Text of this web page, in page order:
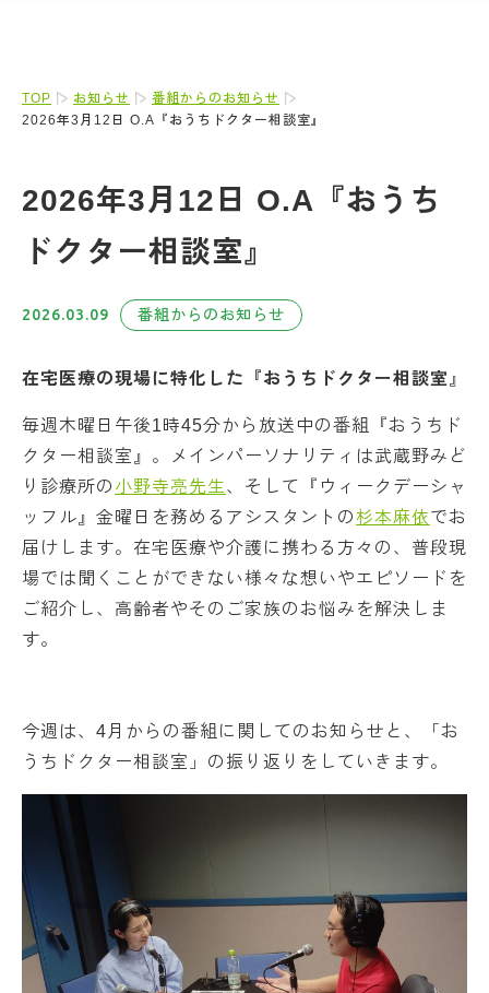
TOP お知らせ
番組からのお知らせ
2026年3月12日 O.A『おうちドクター相談室』
2026年3月12日 O.A『おうち
ドクター相談室』
2026.03.09 番組からのお知らせ
在宅医療の現場に特化した『おうちドクター相談室 』
毎週木曜日午後1時45分から放送中の番組『おうちド
クター相談室』。メインパーソナリティは武蔵野みど
り診療所の 小野寺亮先生、そして『ウィークデーシャ
ッフル』金曜日を務めるアシスタントの杉本麻依でお
届けします。在宅医療や介護に携わる方々の、普段現
場では聞くことができない様々な想いやエピソードを
ご紹介し、高齢者やそのご家族のお悩みを解決しま
す。
今週は、4月からの番組に関してのお知らせと、「お
うちドクター相談室」の振り返りをしていきます。